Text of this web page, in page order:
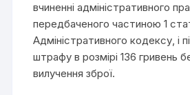
вчиненні адміністративного
передбаченого частиною 1
Адміністративного кодексу, і
штрафу в розмірі 136 гривень
вилучення зброї.